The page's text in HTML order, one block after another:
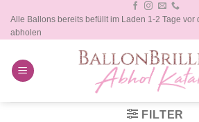
Inhalt
springen
Alle Ballons bereits befüllt im Laden 1-2 Tage vor
abholen
FILTER